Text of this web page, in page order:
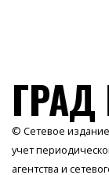
© Сетевое издание
учет
агентства и